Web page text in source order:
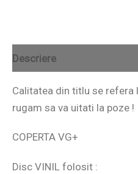
Descriere
Calitatea din titlu se refera
rugam sa va uitati la poze !
COPERTA VG+
Disc VINIL folosit :